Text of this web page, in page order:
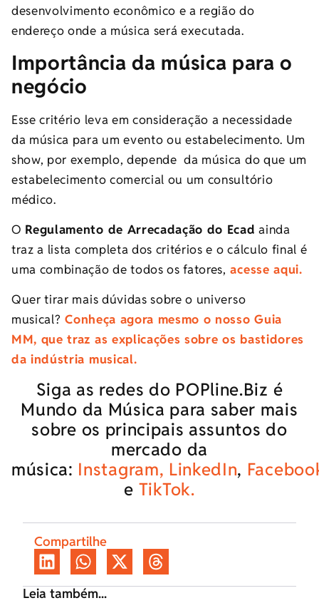
desenvolvimento econômico e a região do
endereço onde a música será executada.
Importância da música para o
negócio
Esse critério leva em consideração a necessidade
da música para um evento ou estabelecimento. Um
show, por exemplo, depende da música do que um
estabelecimento comercial ou um consultório
médico.
O Regulamento de Arrecadação do Ecad ainda
traz a lista completa dos critérios e o cálculo final é
uma combinação de todos os fatores, acesse aqui.
Quer tirar mais dúvidas sobre o universo
musical? Conheça agora mesmo o nosso Guia
MM, que traz as explicações sobre os bastidores
da indústria musical.
Siga as redes do POPline.Biz é
Mundo da Música para saber mais
sobre os principais assuntos do
mercado da
música: Instagram, LinkedIn,
e TikTok.
Compartilhe
Leia também...